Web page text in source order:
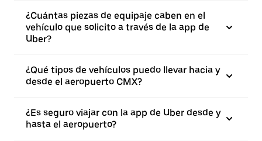
¿Cuántas piezas de equipaje caben en el
vehículo que solicito a través de la app de
Uber?
¿Qué tipos de vehículos puedo llevar hacia y
desde el aeropuerto CMX?
¿Es seguro viajar con la app de Uber desde y
hasta el aeropuerto?